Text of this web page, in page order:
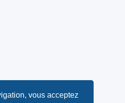
vous acceptez